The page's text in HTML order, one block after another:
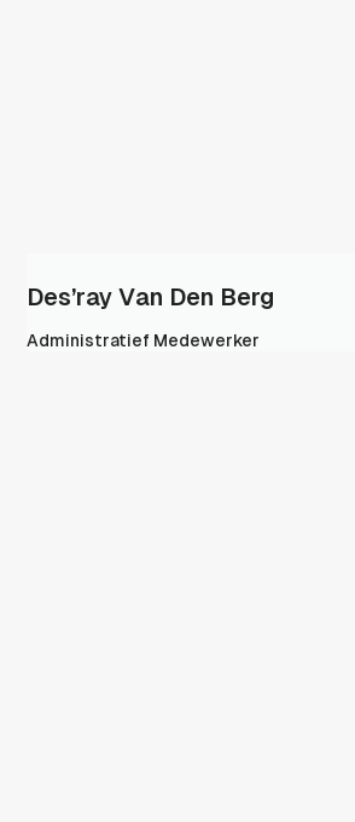
Des’ray Van Den Berg
Administratief Medewerker